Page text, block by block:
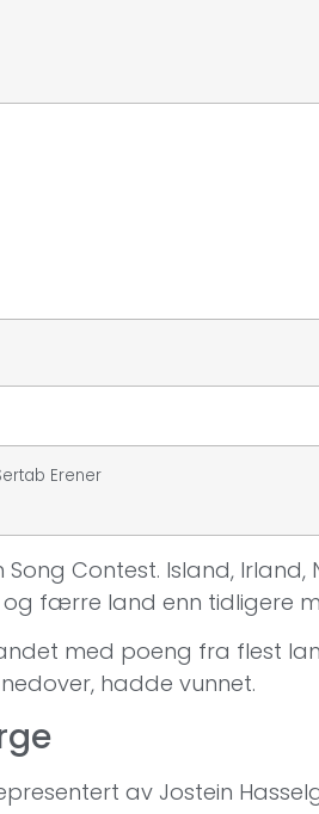
Erener
Contest. Island, Irland,
og færre land enn tidligere
med poeng fra flest
hadde vunnet.
av Jostein